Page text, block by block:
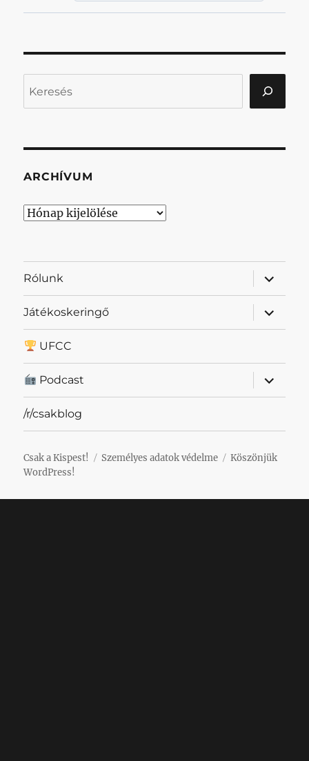
ARCHÍVUM
Archívum
Rólunk
almenü
Játékoskeringő
almenü
UFCC
Podcast
almenü
/r/csakblog
Csak a Kispest! Személyes adatok védelme
Köszönjük
WordPress!